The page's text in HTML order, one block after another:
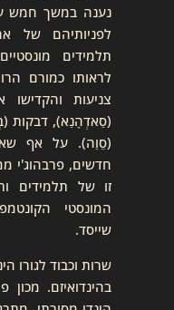
לפניותיהם של
תלמידים
לראותו כמורם
צניעות והקדישו
(סַאדְהָנַא), דבקות
(סֵוַה). על אף
חדשים, פרבהוג'י
זו של תלמידים
המונסטי
שייסד.
שרות וכבוד לגורו
בהינדואיזם. מכון